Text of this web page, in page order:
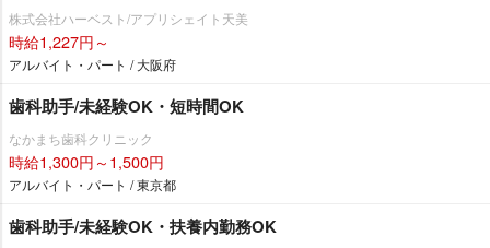
株式会社ハーベスト/アプリシェイト天美
時給1,227円～
アルバイト・パート / 大阪府
歯科助手/未経験OK・短時間OK
なかまち歯科クリニック
時給1,300円～1,500円
アルバイト・パート / 東京都
歯科助手/未経験OK・扶養内勤務OK